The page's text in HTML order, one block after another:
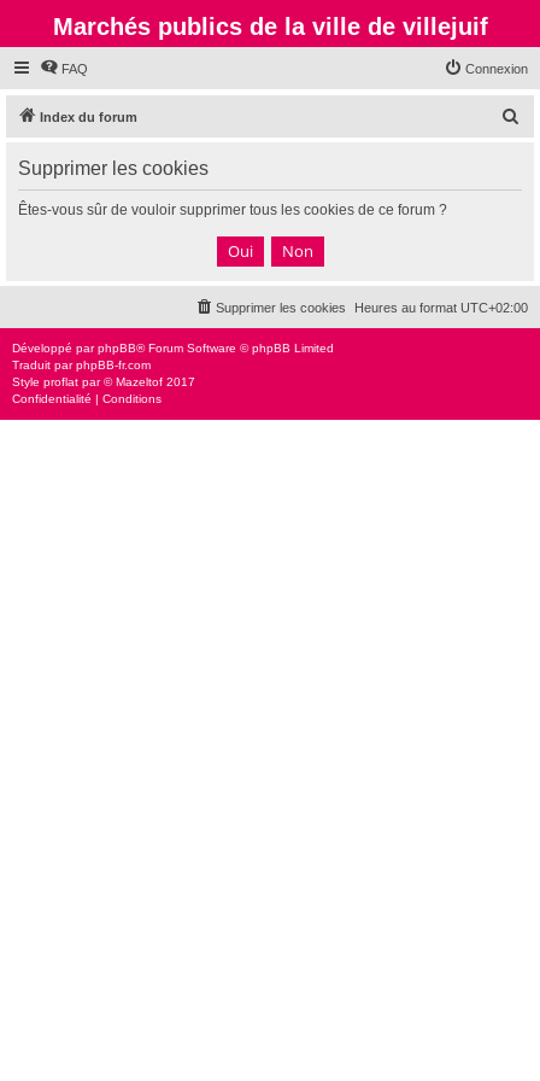
Marchés publics de la ville de villejuif
FAQ Connexion
Index du forum
c
Supprimer les cookies
Êtes-vous sûr de vouloir supprimer tous les cookies de ce forum ?
Heures au format UTC+02:00
Supprimer les cookies
Développé parphpBB® Forum Software © phpBB Limited
Traduit parphpBB-fr.com
Style proflat par ©Mazeltof 2017
Confidentialité | Conditions